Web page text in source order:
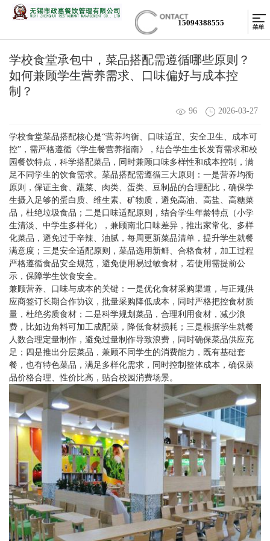
15094388555
学校食堂承包中，菜品搭配需遵循哪些原则？
如何兼顾学生营养需求、口味偏好与成本控
制？
96 2026-03-27
学校食堂菜品搭配核心是“营养均衡、口味适宜、安全卫生、成本可
控”，需严格遵循《学生餐营养指南》，结合学生生长发育需求和校
园餐饮特点，科学搭配菜品，同时兼顾口味多样性和成本控制，满
足不同学生的饮食需求。菜品搭配需遵循三大原则：一是营养均衡
原则，保证主食、蔬菜、肉类、蛋类、豆制品的合理配比，确保学
生摄入足够的蛋白质、维生素、矿物质，避免高油、高盐、高糖菜
品，杜绝垃圾食品；二是口味适配原则，结合学生年龄特点（小学
生清淡、中学生多样化），兼顾南北口味差异，推出家常化、多样
化菜品，避免过于辛辣、油腻，每周更新菜品清单，提升学生就餐
满意度；三是安全适配原则，菜品选用新鲜、合格食材，加工过程
严格遵循食品安全规范，避免使用易过敏食材，若使用需提前公
示，保障学生饮食安全。
兼顾营养、口味与成本的关键：一是优化食材采购渠道，与正规供
应商签订长期合作协议，批量采购降低成本，同时严格把控食材质
量，杜绝劣质食材；二是科学规划菜品，合理利用食材，减少浪
费，比如边角料可加工成配菜，降低食材损耗；三是根据学生就餐
人数合理定量制作，避免过量制作导致浪费，同时确保菜品供应充
足；四是推出分层菜品，兼顾不同学生的消费能力，既有基础套
餐，也有特色菜品，满足多样化需求，同时控制整体成本，确保菜
品价格合理、性价比高，贴合校园消费场景。